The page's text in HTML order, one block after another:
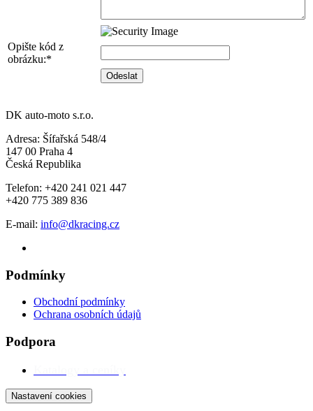
Opište kód z
obrázku:*
DK auto-moto s.r.o.
Adresa: Šífařská 548/4
147 00 Praha 4
Česká Republika
Telefon: +420 241 021 447
+420 775 389 836
E-mail: info@dkracing.cz
Podmínky
Obchodní podmínky
Ochrana osobních údajů
Podpora
Nastavení cookies